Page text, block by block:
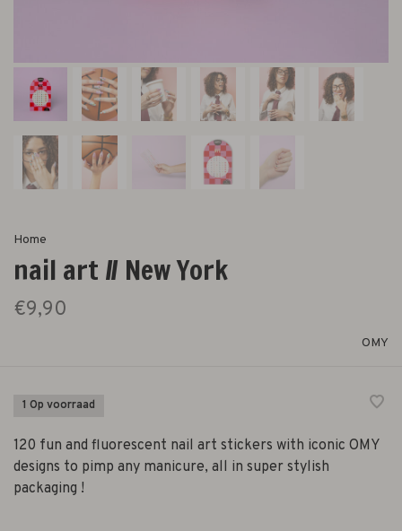
Home
nail art // New York
€9,90
OMY
1 Op voorraad
120 fun and fluorescent nail art stickers with iconic OMY
designs to pimp any manicure, all in super stylish
packaging !